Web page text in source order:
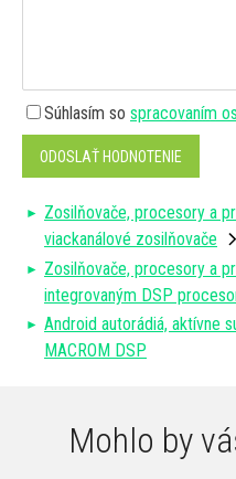
Súhlasím so spracovaním
ODOSLAŤ HODNOTENIE
Zosilňovače, procesory a
viackanálové zosilňovače
Zosilňovače, procesory a
integrovaným DSP
Android autorádiá, aktívne
MACROM DSP
Mohlo by